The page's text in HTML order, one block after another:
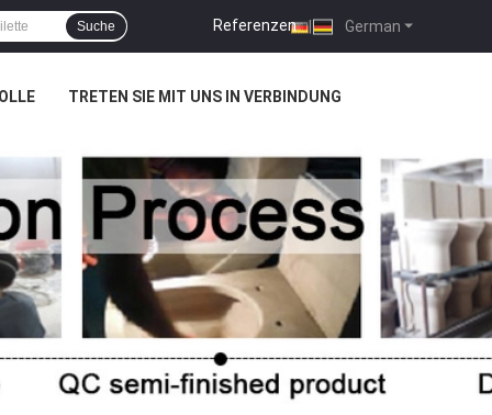
German
Referenzen |
Suche
TRETEN SIE MIT UNS IN VERBINDUNG